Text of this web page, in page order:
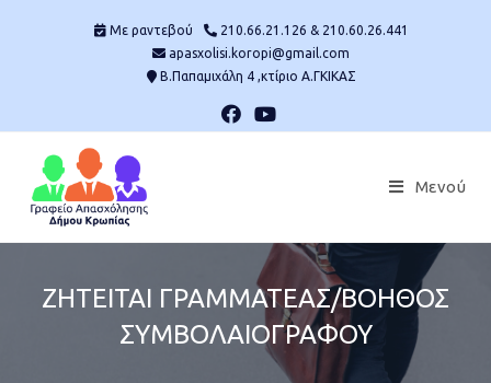
Mε ραντεβού
210.66.21.126 & 210.60.26.441
apasxolisi.koropi@gmail.com
Β.Παπαμιχάλη 4 ,κτίριο Α.ΓΚΙΚΑΣ
Μενού
ΖΗΤΕΙΤΑΙ ΓΡΑΜΜΑΤΕΑΣ/ΒΟΗΘΟΣ
ΣΥΜΒΟΛΑΙΟΓΡΑΦΟΥ